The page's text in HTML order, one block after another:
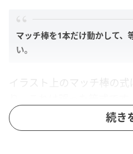
マッチ棒を1本だけ動かして、
い。
イラスト上のマッチ棒の
続き